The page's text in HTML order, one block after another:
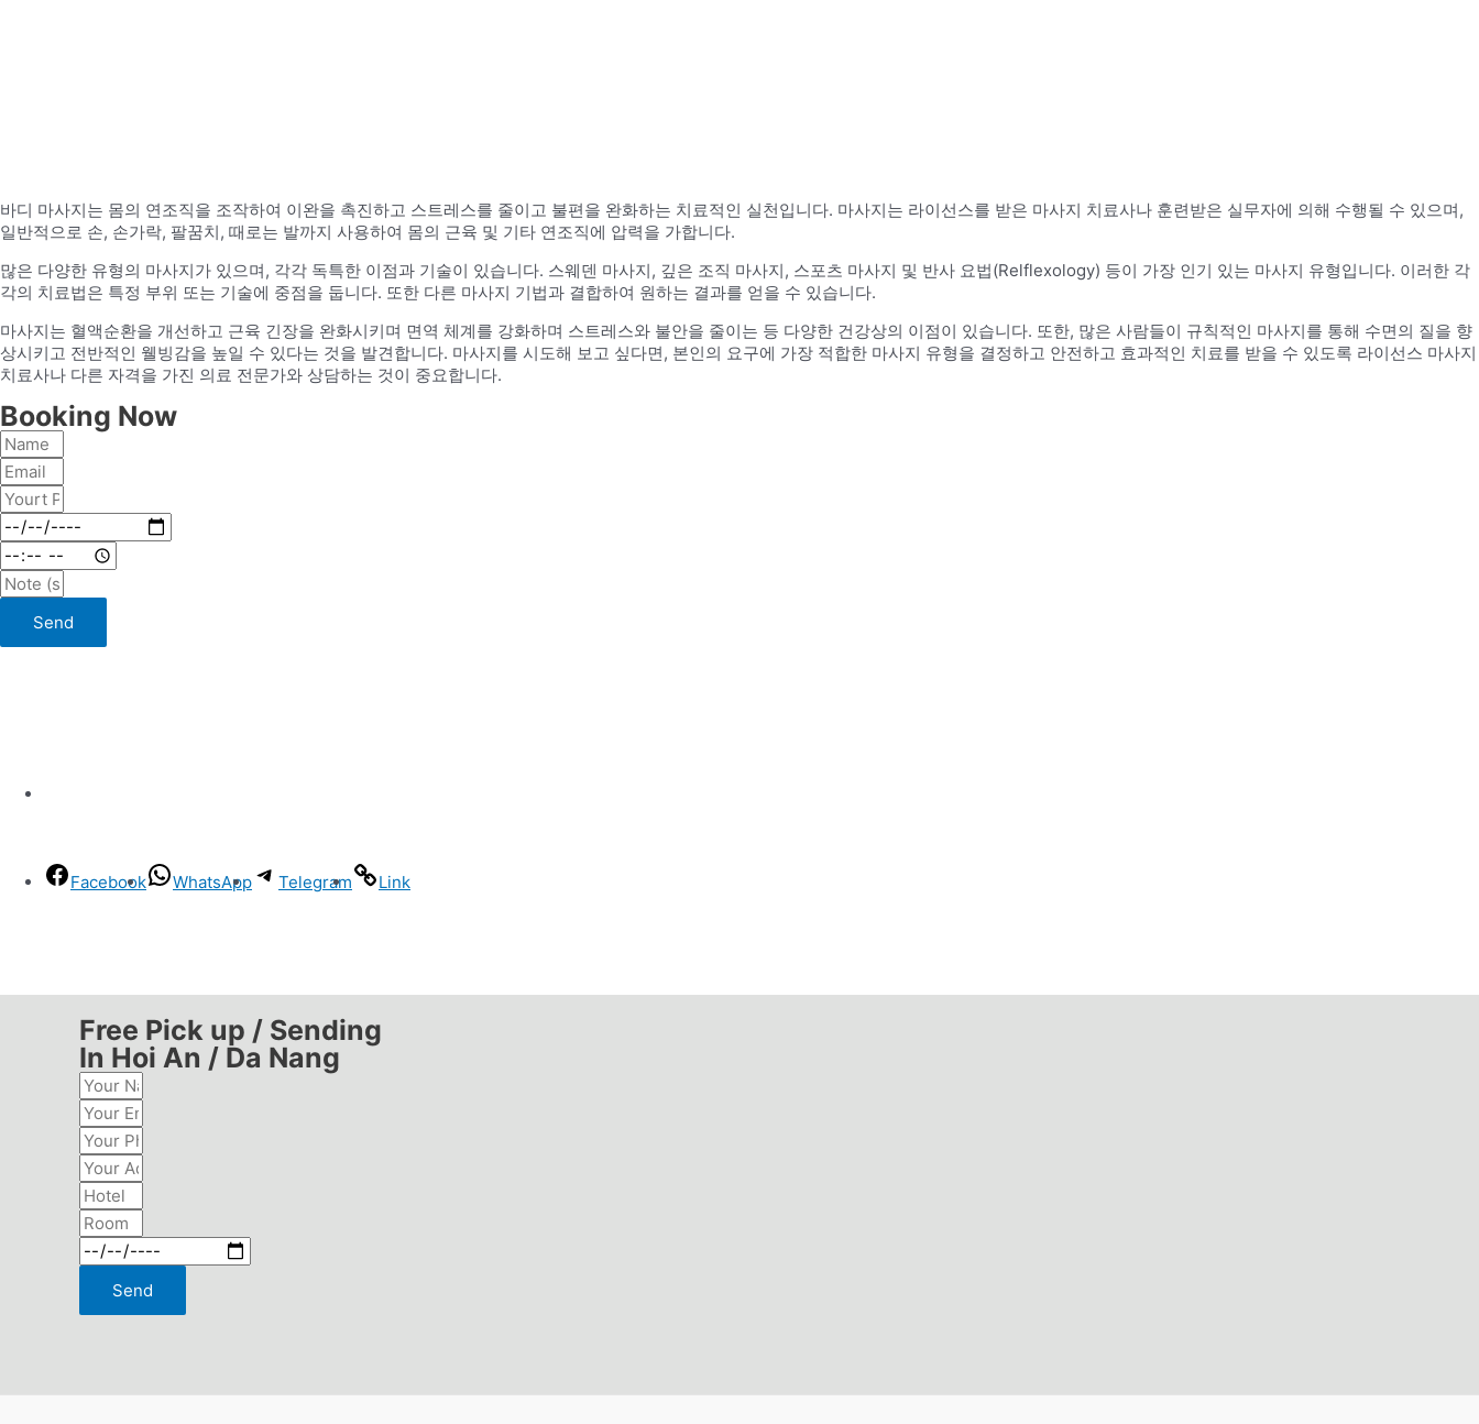
바디 마사지는 몸의 연조직을 조작하여 이완을 촉진하고 스트레스를 줄이고 불편을 완화하는 치료적인 실천입니다. 마사지는 라이선스를 받은 마사지 치료사나 훈련받은 실무자에 의해 수행될 수 있으며,
일반적으로 손, 손가락, 팔꿈치, 때로는 발까지 사용하여 몸의 근육 및 기타 연조직에 압력을 가합니다.
많은 다양한 유형의 마사지가 있으며, 각각 독특한 이점과 기술이 있습니다. 스웨덴 마사지, 깊은 조직 마사지, 스포츠 마사지 및 반사 요법(Relflexology) 등이 가장 인기 있는 마사지 유형입니다. 이러한 각
각의 치료법은 특정 부위 또는 기술에 중점을 둡니다. 또한 다른 마사지 기법과 결합하여 원하는 결과를 얻을 수 있습니다.
마사지는 혈액순환을 개선하고 근육 긴장을 완화시키며 면역 체계를 강화하며 스트레스와 불안을 줄이는 등 다양한 건강상의 이점이 있습니다. 또한, 많은 사람들이 규칙적인 마사지를 통해 수면의 질을 향
상시키고 전반적인 웰빙감을 높일 수 있다는 것을 발견합니다. 마사지를 시도해 보고 싶다면, 본인의 요구에 가장 적합한 마사지 유형을 결정하고 안전하고 효과적인 치료를 받을 수 있도록 라이선스 마사지
치료사나 다른 자격을 가진 의료 전문가와 상담하는 것이 중요합니다.
Booking Now
Send
Facebook WhatsApp Telegram Link
Free Pick up / Sending
In Hoi An / Da Nang
Send